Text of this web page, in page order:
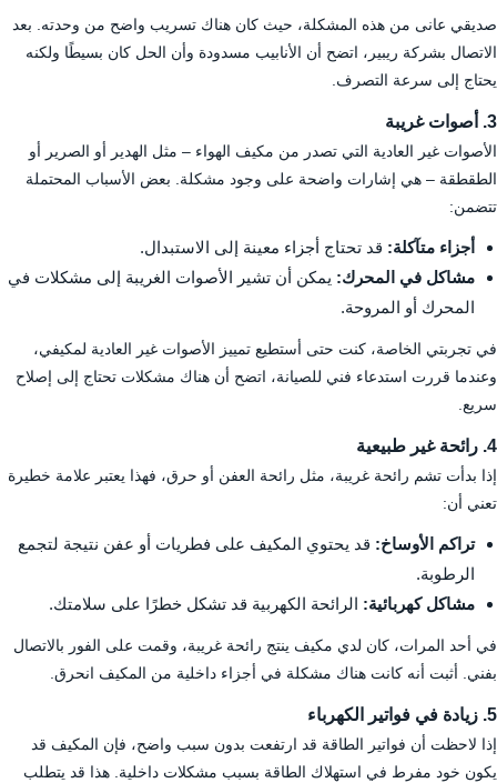
صديقي عانى من هذه المشكلة، حيث كان هناك تسريب واضح من وحدته. بعد
الاتصال بشركة ريبير، اتضح أن الأنابيب مسدودة وأن الحل كان بسيطًا ولكنه
يحتاج إلى سرعة التصرف.
3. أصوات غريبة
الأصوات غير العادية التي تصدر من مكيف الهواء – مثل الهدير أو الصرير أو
الطقطقة – هي إشارات واضحة على وجود مشكلة. بعض الأسباب المحتملة
تتضمن:
أجزاء متآكلة: قد تحتاج أجزاء معينة إلى الاستبدال.
مشاكل في المحرك: يمكن أن تشير الأصوات الغريبة إلى مشكلات في
المحرك أو المروحة.
في تجربتي الخاصة، كنت حتى أستطيع تمييز الأصوات غير العادية لمكيفي،
وعندما قررت استدعاء فني للصيانة، اتضح أن هناك مشكلات تحتاج إلى إصلاح
سريع.
4. رائحة غير طبيعية
إذا بدأت تشم رائحة غريبة، مثل رائحة العفن أو حرق، فهذا يعتبر علامة خطيرة
تعني أن:
تراكم الأوساخ: قد يحتوي المكيف على فطريات أو عفن نتيجة لتجمع
الرطوبة.
مشاكل كهربائية: الرائحة الكهربية قد تشكل خطرًا على سلامتك.
في أحد المرات، كان لدي مكيف ينتج رائحة غريبة، وقمت على الفور بالاتصال
بفني. أثبت أنه كانت هناك مشكلة في أجزاء داخلية من المكيف انحرق.
5. زيادة في فواتير الكهرباء
إذا لاحظت أن فواتير الطاقة قد ارتفعت بدون سبب واضح، فإن المكيف قد
يكون خود مفرط في استهلاك الطاقة بسبب مشكلات داخلية. هذا قد يتطلب